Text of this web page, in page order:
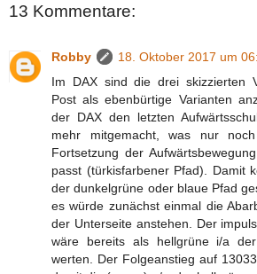
13 Kommentare:
Robby
18. Oktober 2017 um
Im DAX sind die drei skizzierten
Post als ebenbürtige Varianten
der DAX den letzten
mehr mitgemacht, was nur
Fortsetzung der
passt (türkisfarbener Pfad). Damit
der dunkelgrüne oder blaue Pfad
es würde zunächst einmal die
der Unterseite anstehen. Der
wäre bereits als hellgrüne i/a der
werten. Der Folgeanstieg auf